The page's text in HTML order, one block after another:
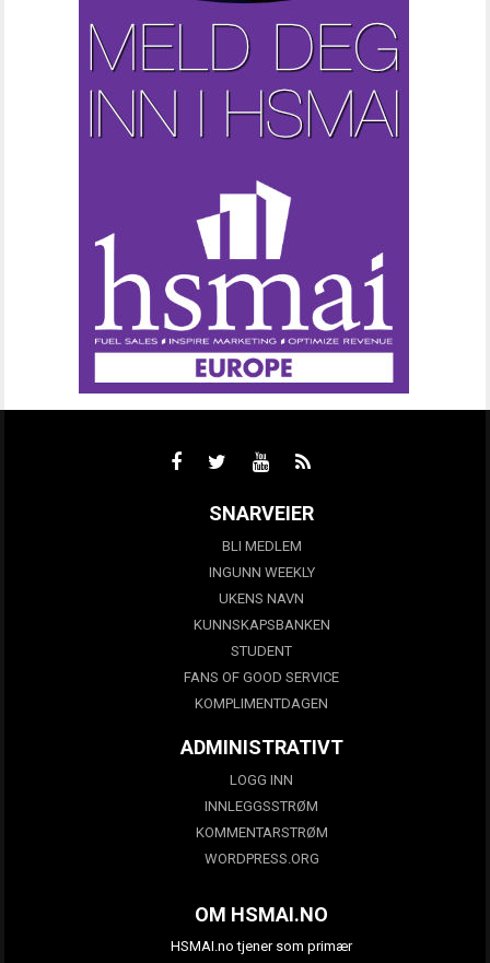
SNARVEIER
BLI MEDLEM
INGUNN WEEKLY
UKENS NAVN
KUNNSKAPSBANKEN
STUDENT
FANS OF GOOD SERVICE
KOMPLIMENTDAGEN
ADMINISTRATIVT
LOGG INN
INNLEGGSSTRØM
KOMMENTARSTRØM
WORDPRESS.ORG
OM HSMAI.NO
HSMAI.no tjener som primær